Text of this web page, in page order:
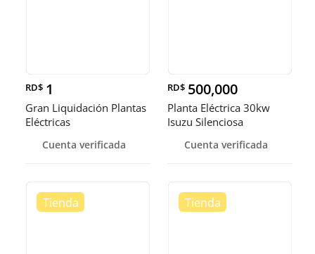
RD$ 1
Gran Liquidación Plantas
Eléctricas
Cuenta verificada
RD$ 500,000
Planta Eléctrica 30kw
Isuzu Silenciosa
Cuenta verificada